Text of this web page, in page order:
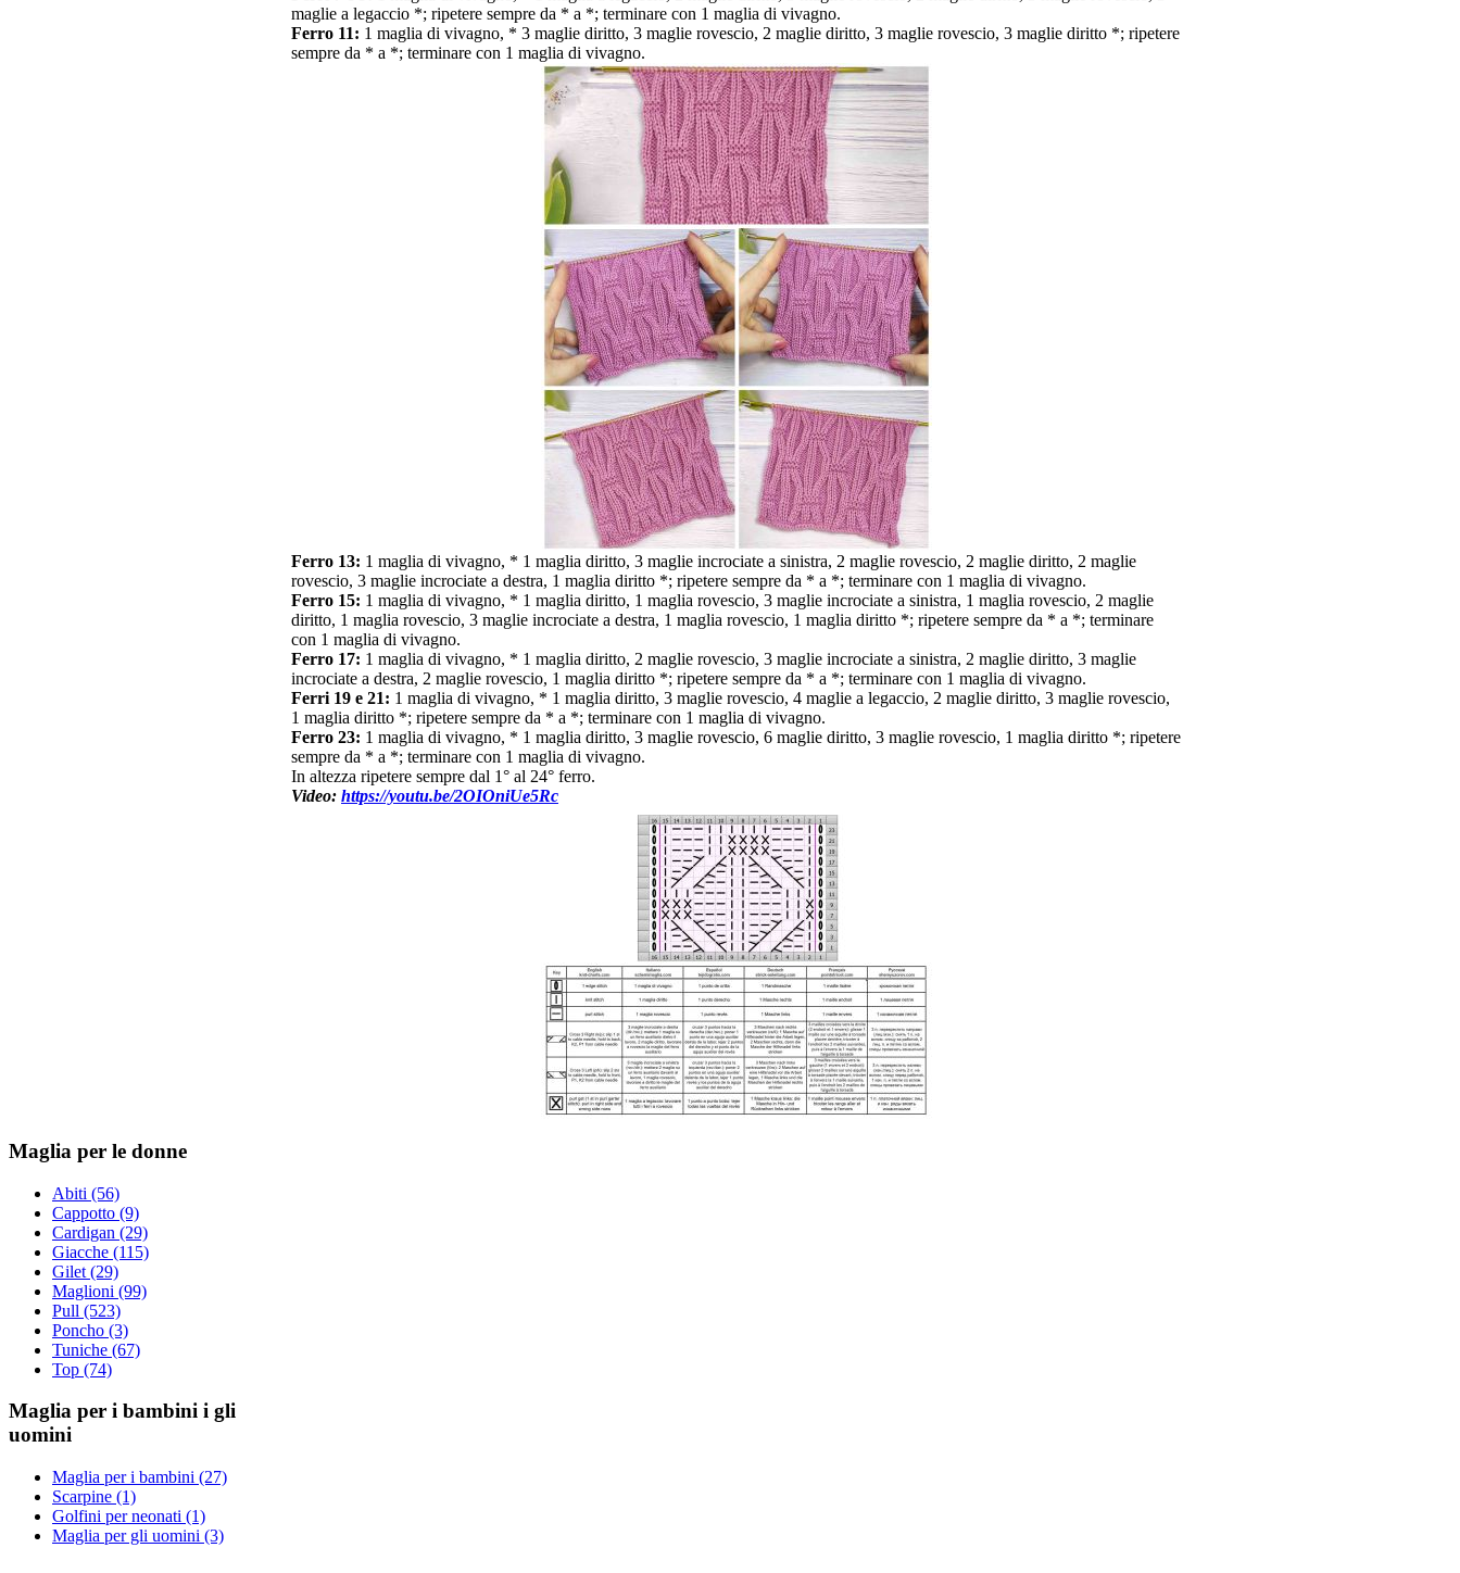
maglie a legaccio *; ripetere sempre da * a *; terminare con 1 maglia di vivagno.
Ferro 11: 1 maglia di vivagno, * 3 maglie diritto, 3 maglie rovescio, 2 maglie diritto, 3 maglie rovescio, 3 maglie diritto *; ripetere
sempre da * a *; terminare con 1 maglia di vivagno.
Ferro 13: 1 maglia di vivagno, * 1 maglia diritto, 3 maglie incrociate a sinistra, 2 maglie rovescio, 2 maglie diritto, 2 maglie
rovescio, 3 maglie incrociate a destra, 1 maglia diritto *; ripetere sempre da * a *; terminare con 1 maglia di vivagno.
Ferro 15: 1 maglia di vivagno, * 1 maglia diritto, 1 maglia rovescio, 3 maglie incrociate a sinistra, 1 maglia rovescio, 2 maglie
diritto, 1 maglia rovescio, 3 maglie incrociate a destra, 1 maglia rovescio, 1 maglia diritto *; ripetere sempre da * a *; terminare
con 1 maglia di vivagno.
Ferro 17: 1 maglia di vivagno, * 1 maglia diritto, 2 maglie rovescio, 3 maglie incrociate a sinistra, 2 maglie diritto, 3 maglie
incrociate a destra, 2 maglie rovescio, 1 maglia diritto *; ripetere sempre da * a *; terminare con 1 maglia di vivagno.
Ferri 19 e 21: 1 maglia di vivagno, * 1 maglia diritto, 3 maglie rovescio, 4 maglie a legaccio, 2 maglie diritto, 3 maglie rovescio,
1 maglia diritto *; ripetere sempre da * a *; terminare con 1 maglia di vivagno.
Ferro 23: 1 maglia di vivagno, * 1 maglia diritto, 3 maglie rovescio, 6 maglie diritto, 3 maglie rovescio, 1 maglia diritto *; ripetere
sempre da * a *; terminare con 1 maglia di vivagno.
In altezza ripetere sempre dal 1° al 24° ferro.
Video: https://youtu.be/2OIOniUe5Rc
Maglia per le donne
Abiti (56)
Cappotto (9)
Cardigan (29)
Giacche (115)
Gilet (29)
Maglioni (99)
Pull (523)
Poncho (3)
Tuniche (67)
Top (74)
Maglia per i bambini i gli
uomini
Maglia per i bambini (27)
Scarpine (1)
Golfini per neonati (1)
Maglia per gli uomini (3)